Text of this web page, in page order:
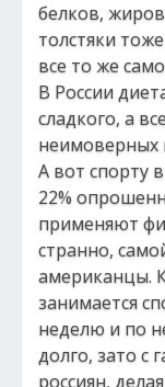
белков,
толстяки
все то же
В России
сладкого, а
неимоверных
А вот спорту
22%
применяют
странно,
американцы.
занимается
неделю и по
долго, зато с
россиян,